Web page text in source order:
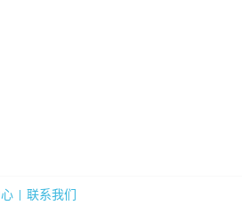
| 联系我们